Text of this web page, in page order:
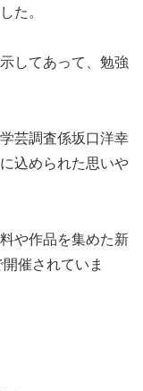
た。
してあって、勉強
芸調査係坂口洋幸
込められた思いや
や作品を集めた新
催されていま